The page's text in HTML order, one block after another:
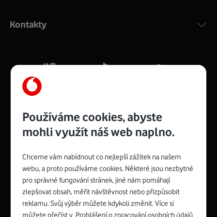
silný signál pro celou domácnost. Kompaktní rozměry 21
Více o COMPAL CH7465VF
Zyxel VMG8623-T50B:
Rozměry modemu jsou 16 x 22 x 7,5 cm (včetně stojánku)
a nabízí 4 gigabitové LAN porty a bezdrátové připojení Wi-
Spojte se s Vodafonem
Kontakty
Používáme cookies, abyste
mohli využít náš web naplno.
Chceme vám nabídnout co nejlepší zážitek na našem
webu, a proto používáme cookies. Některé jsou nezbytné
pro správné fungování stránek, jiné nám pomáhají
zlepšovat obsah, měřit návštěvnost nebo přizpůsobit
reklamu. Svůj výběr můžete kdykoli změnit. Více si
můžete přečíst v Prohlášení o zpracování osobních údajů